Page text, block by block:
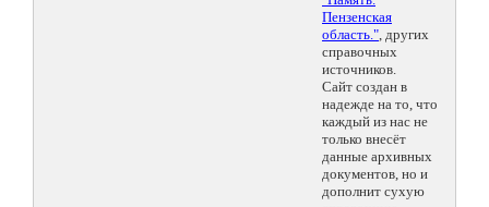
Пензенская
область.", других
справочных
источников.
Сайт создан в
надежде на то, что
каждый из нас не
только внесёт
данные архивных
документов, но и
дополнит сухую